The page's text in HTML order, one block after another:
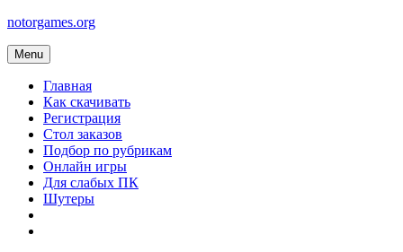
Skip
content
notorgames.org
Menu
Главная
Как скачивать
Регистрация
Стол заказов
Подбор по рубрикам
Онлайн игры
Для слабых ПК
Шутеры